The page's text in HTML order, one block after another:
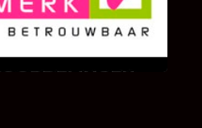
om te weten wat u
en onze diensten vindt.